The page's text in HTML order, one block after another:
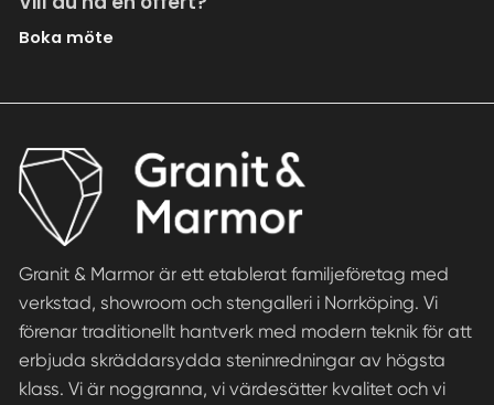
Boka möte
Granit & Marmor är ett etablerat familjeföretag med
verkstad, showroom och stengalleri i Norrköping. Vi
förenar traditionellt hantverk med modern teknik för att
erbjuda skräddarsydda steninredningar av högsta
klass. Vi är noggranna, vi värdesätter kvalitet och vi